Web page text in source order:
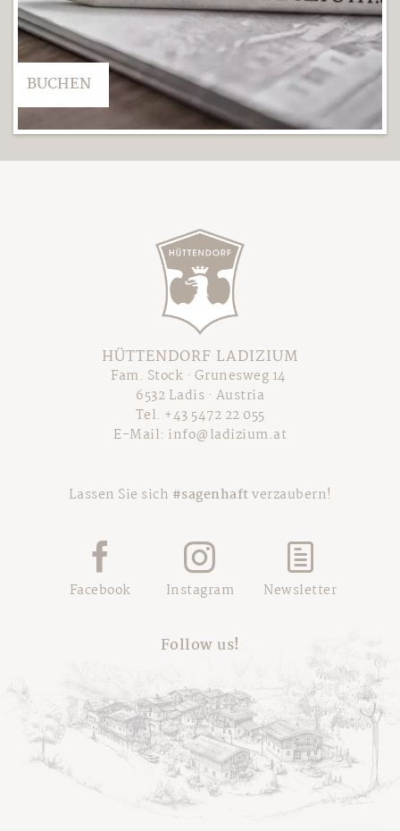
BUCHEN
HÜTTENDORF LADIZIUM
Fam. Stock · Grunesweg 14
6532 Ladis · Austria
Tel. +43 5472 22 055
E-Mail: info@ladizium.at
Lassen Sie sich #sagenhaftverzaubern!
Facebook Instagram Newsletter
Follow us!